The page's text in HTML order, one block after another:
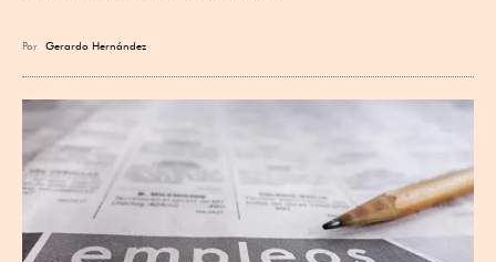
Por Gerardo Hernández